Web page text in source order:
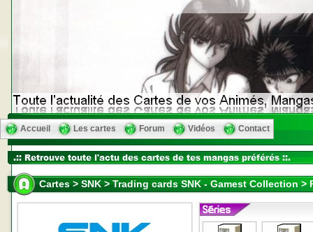
Accueil Les cartes Forum Vidéos Contact
Cartes > SNK > Trading cards SNK - Gamest Collection >